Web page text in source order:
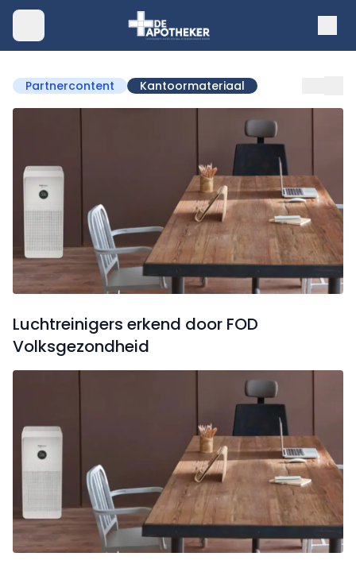
Partnercontent Kantoormateriaal
Luchtreinigers erkend door FOD
Volksgezondheid